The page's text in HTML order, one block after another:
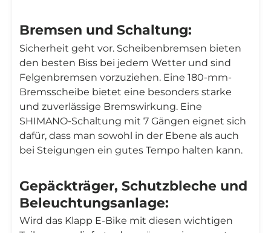
Bremsen und Schaltung:
Sicherheit geht vor. Scheibenbremsen bieten
den besten Biss bei jedem Wetter und sind
Felgenbremsen vorzuziehen. Eine 180-mm-
Bremsscheibe bietet eine besonders starke
und zuverlässige Bremswirkung. Eine
SHIMANO-Schaltung mit 7 Gängen eignet sich
dafür, dass man sowohl in der Ebene als auch
bei Steigungen ein gutes Tempo halten kann.
Gepäckträger, Schutzbleche und
Beleuchtungsanlage:
Wird das Klapp E-Bike mit diesen wichtigen